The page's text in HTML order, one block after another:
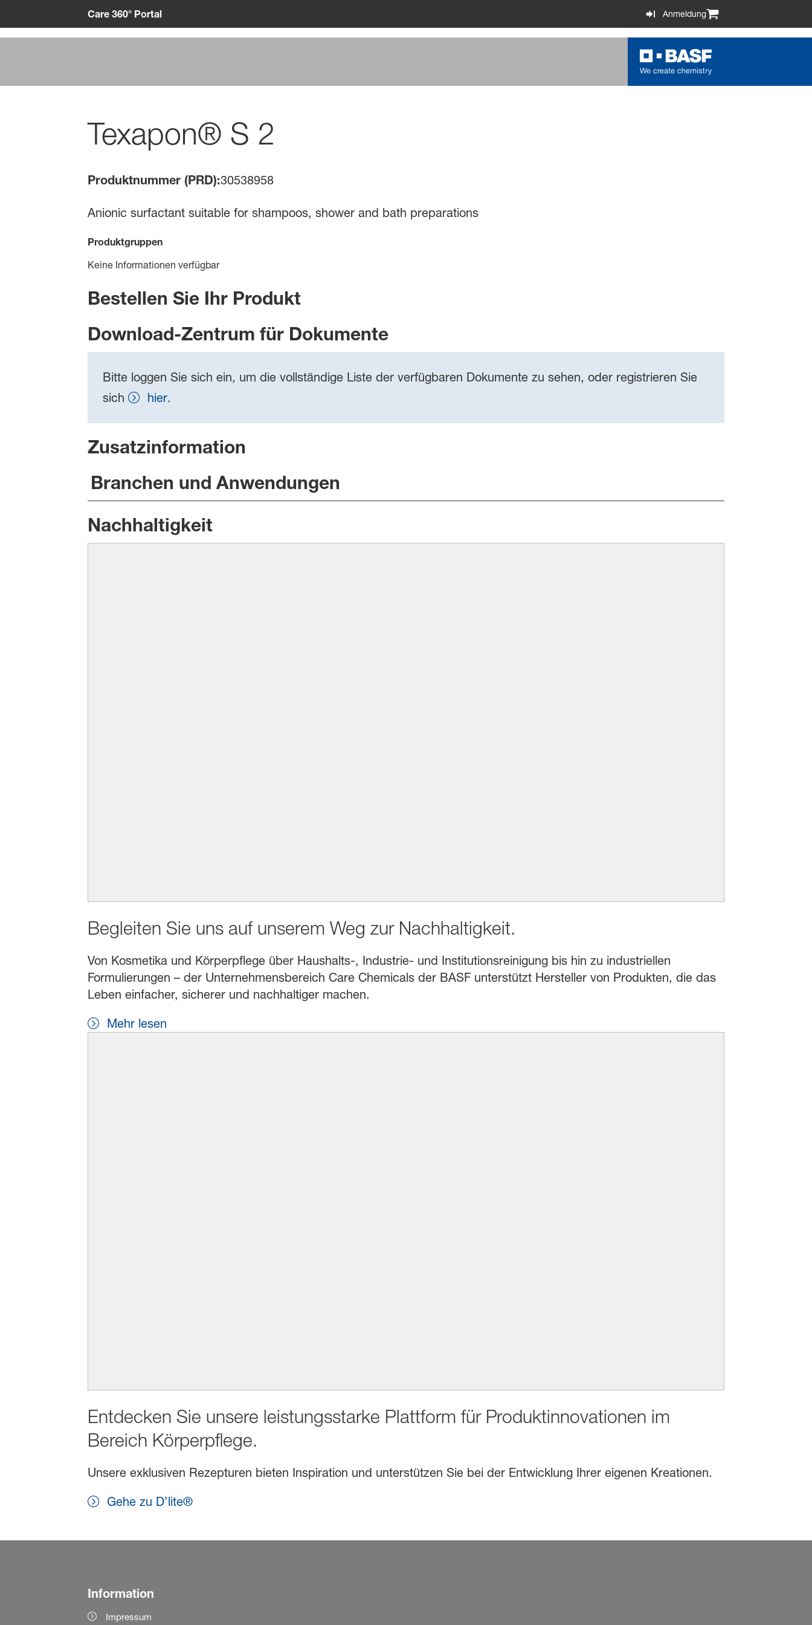
Care 360° Portal Anmeldung
Texapon® S 2
Produktnummer (PRD):30538958
Anionic surfactant suitable for shampoos, shower and bath preparations
Produktgruppen
Keine Informationen verfügbar
Bestellen Sie Ihr Produkt
Download-Zentrum für Dokumente
Bitte loggen Sie sich ein, um die vollständige Liste der verfügbaren Dokumente zu sehen, oder registrieren Sie
sich
hier.
Zusatzinformation
Branchen und Anwendungen
Nachhaltigkeit
Begleiten Sie uns auf unserem Weg zur Nachhaltigkeit.
Von Kosmetika und Körperpflege über Haushalts-, Industrie- und Institutionsreinigung bis hin zu industriellen
Formulierungen – der Unternehmensbereich Care Chemicals der BASF unterstützt Hersteller von Produkten, die das
Leben einfacher, sicherer und nachhaltiger machen.
Mehr lesen
Entdecken Sie unsere leistungsstarke Plattform für Produktinnovationen im
Bereich Körperpflege.
Unsere exklusiven Rezepturen bieten Inspiration und unterstützen Sie bei der Entwicklung Ihrer eigenen Kreationen.
Gehe zu D’lite®
Information
Impressum